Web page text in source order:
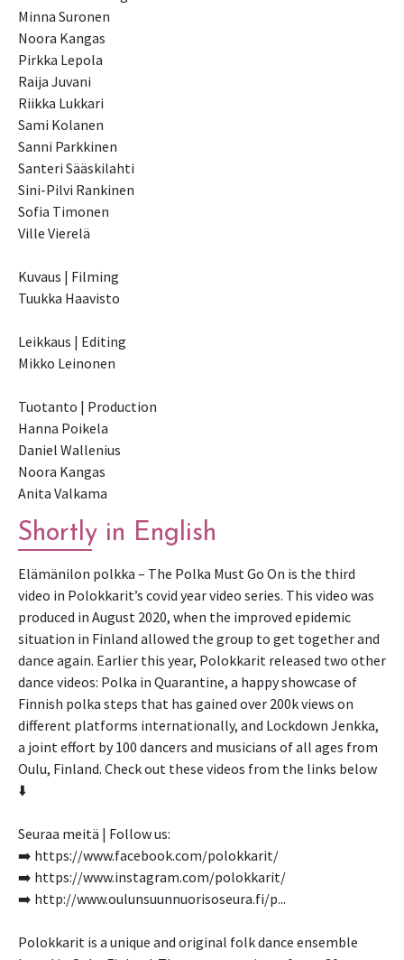
Minna Suronen
Noora Kangas
Pirkka Lepola
Raija Juvani
Riikka Lukkari
Sami Kolanen
Sanni Parkkinen
Santeri Sääskilahti
Sini-Pilvi Rankinen
Sofia Timonen
Ville Vierelä
Kuvaus | Filming
Tuukka Haavisto
Leikkaus | Editing
Mikko Leinonen
Tuotanto | Production
Hanna Poikela
Daniel Wallenius
Noora Kangas
Anita Valkama
Shortly in English
Elämänilon polkka – The Polka Must Go On is the third
video in Polokkarit’s covid year video series. This video was
produced in August 2020, when the improved epidemic
situation in Finland allowed the group to get together and
dance again. Earlier this year, Polokkarit released two other
dance videos: Polka in Quarantine, a happy showcase of
Finnish polka steps that has gained over 200k views on
different platforms internationally, and Lockdown Jenkka,
a joint effort by 100 dancers and musicians of all ages from
Oulu, Finland. Check out these videos from the links below
⬇️
Seuraa meitä | Follow us:
➡️ https://www.facebook.com/polokkarit/
➡️ https://www.instagram.com/polokkarit/
➡️ http://www.oulunsuunnuorisoseura.fi/p...
Polokkarit is a unique and original folk dance ensemble